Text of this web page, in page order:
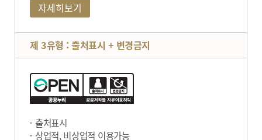
자세히보기
제 3유형 : 출처표시 + 변경금지
출처표시
상업적, 비상업적 이용가능